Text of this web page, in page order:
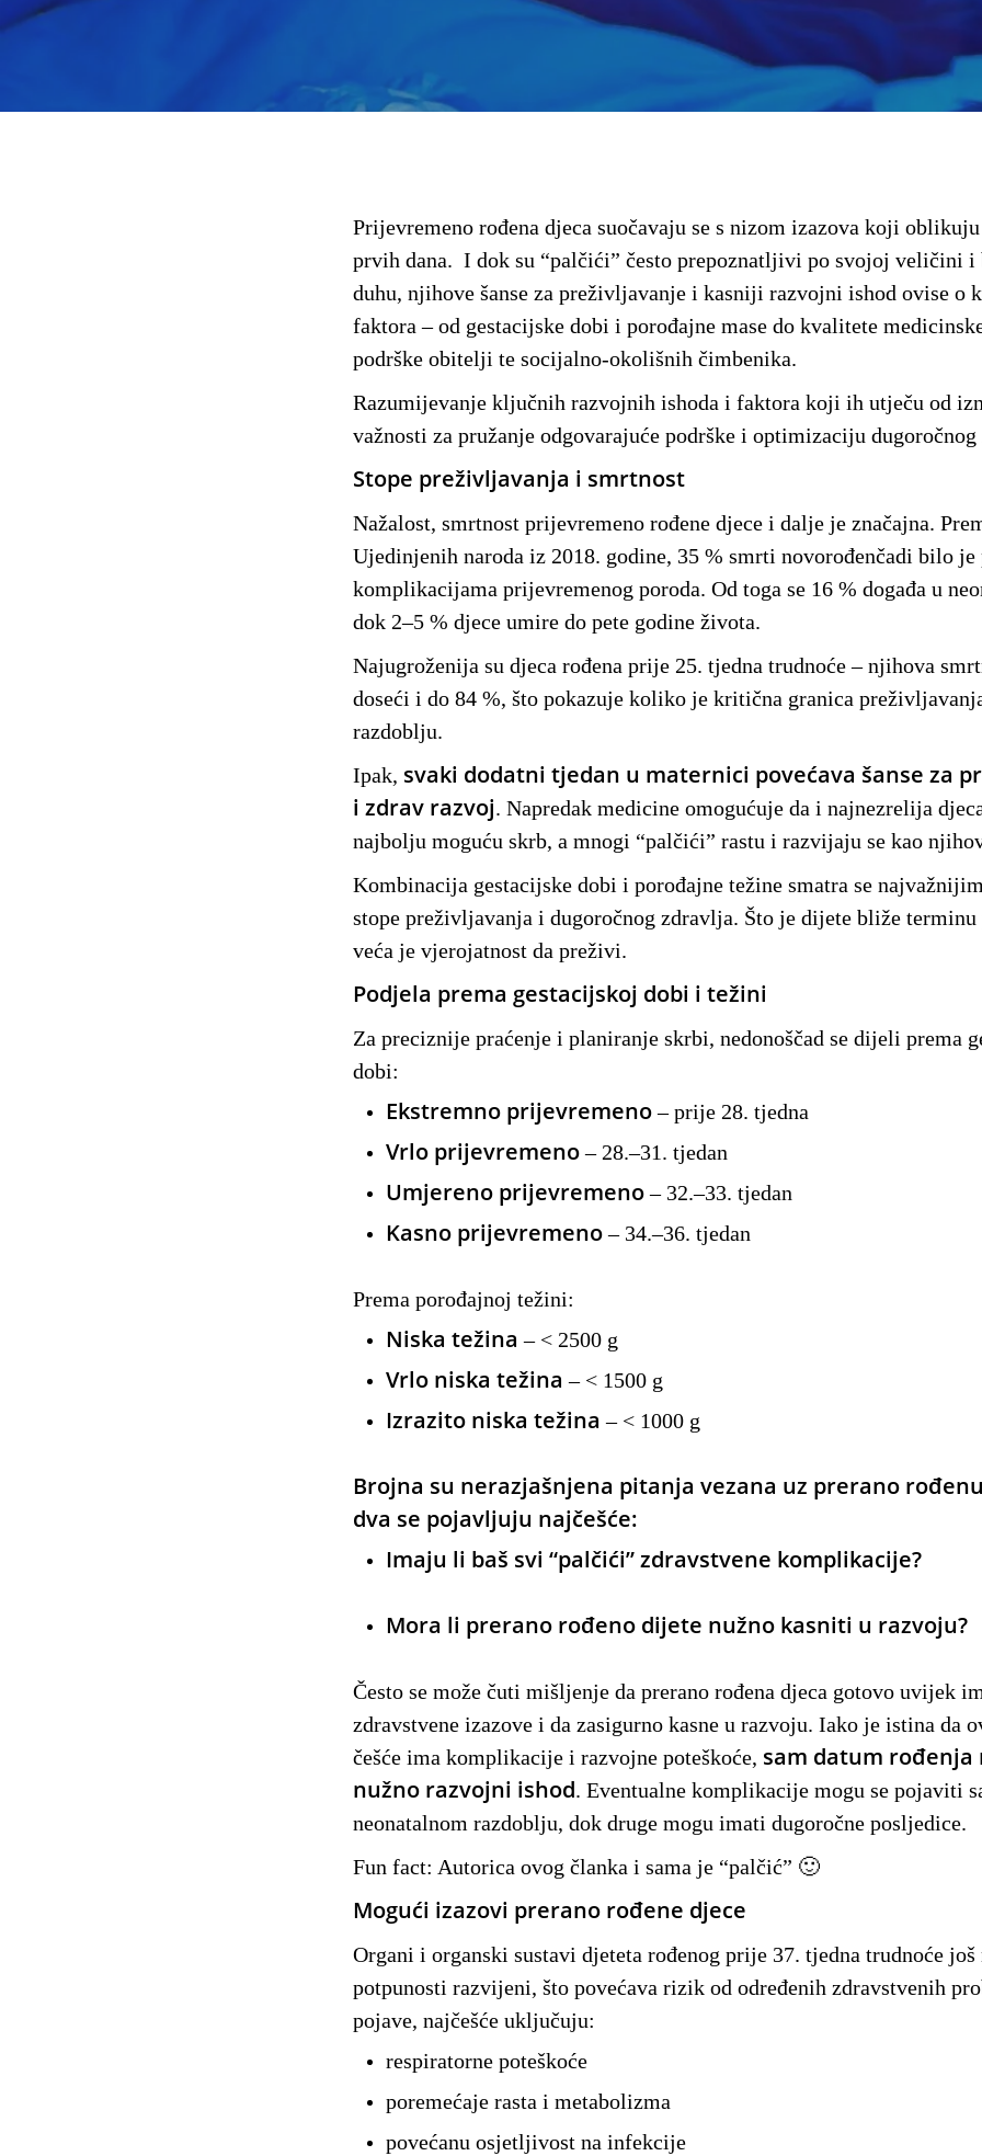
Prijevremeno rođena djeca suočavaju se s nizom izazova koji
prvih dana. I dok su “palčići” često prepoznatljivi po svojoj veličini i
duhu, njihove šanse za preživljavanje i kasniji razvojni ishod ovise o
faktora – od gestacijske dobi i porođajne mase do kvalitete
podrške obitelji te socijalno-okolišnih čimbenika.
Razumijevanje ključnih razvojnih ishoda i faktora koji ih utječu od
važnosti za pružanje odgovarajuće podrške i optimizaciju
Stope preživljavanja i smrtnost
Nažalost, smrtnost prijevremeno rođene djece i dalje je značajna.
Ujedinjenih naroda iz 2018. godine, 35 % smrti novorođenčadi bilo je
komplikacijama prijevremenog poroda. Od toga se 16 % događa u
dok 2–5 % djece umire do pete godine života.
Najugroženija su djeca rođena prije 25. tjedna trudnoće – njihova
doseći i do 84 %, što pokazuje koliko je kritična granica
razdoblju.
Ipak, svaki dodatni tjedan u maternici povećava šanse za
i zdrav razvoj. Napredak medicine omogućuje da i najnezrelija
najbolju moguću skrb, a mnogi “palčići” rastu i razvijaju se kao
Kombinacija gestacijske dobi i porođajne težine smatra se
stope preživljavanja i dugoročnog zdravlja. Što je dijete bliže terminu
veća je vjerojatnost da preživi.
Podjela prema gestacijskoj dobi i težini
Za preciznije praćenje i planiranje skrbi, nedonoščad se dijeli prema
dobi:
Ekstremno prijevremeno– prije 28. tjedna
Vrlo prijevremeno– 28.–31. tjedan
Umjereno prijevremeno– 32.–33. tjedan
Kasno prijevremeno– 34.–36. tjedan
Prema porođajnoj težini:
Niska težina – < 2500 g
Vrlo niska težina – < 1500 g
Izrazito niska težina – < 1000 g
Brojna su nerazjašnjena pitanja vezana uz prerano
dva se pojavljuju najčešće:
Imaju li baš svi “palčići” zdravstvene komplikacije?
Mora li prerano rođeno dijete nužno kasniti u razvoju?
Često se može čuti mišljenje da prerano rođena djeca gotovo uvijek
zdravstvene izazove i da zasigurno kasne u razvoju. Iako je istina da
češće ima komplikacije i razvojne poteškoće, sam datum rođenja
nužno razvojni ishod. Eventualne komplikacije mogu se pojaviti
neonatalnom razdoblju, dok druge mogu imati dugoročne posljedice.
Fun fact: Autorica ovog članka i sama je “palčić” 🙂
Mogući izazovi prerano rođene djece
Organi i organski sustavi djeteta rođenog prije 37. tjedna trudnoće još
potpunosti razvijeni, što povećava rizik od određenih zdravstvenih
pojave, najčešće uključuju:
respiratorne poteškoće
poremećaje rasta i metabolizma
povećanu osjetljivost na infekcije